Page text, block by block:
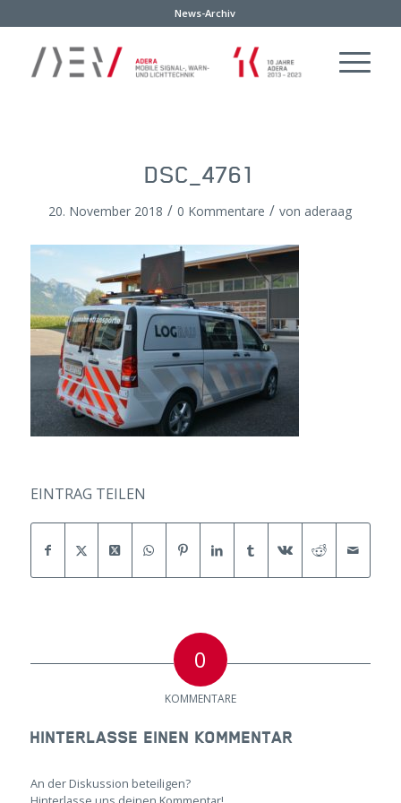
News-Archiv
DSC_4761
20. November 2018 / 0 Kommentare / von aderaag
EINTRAG TEILEN
0
KOMMENTARE
HINTERLASSE EINEN KOMMENTAR
An der Diskussion beteiligen?